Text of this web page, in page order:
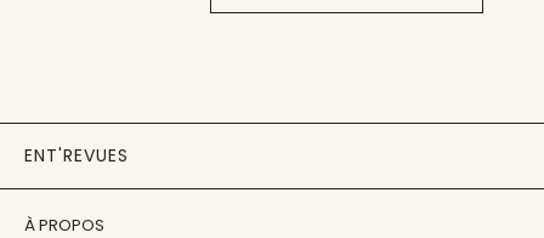
ENT'REVUES
À PROPOS